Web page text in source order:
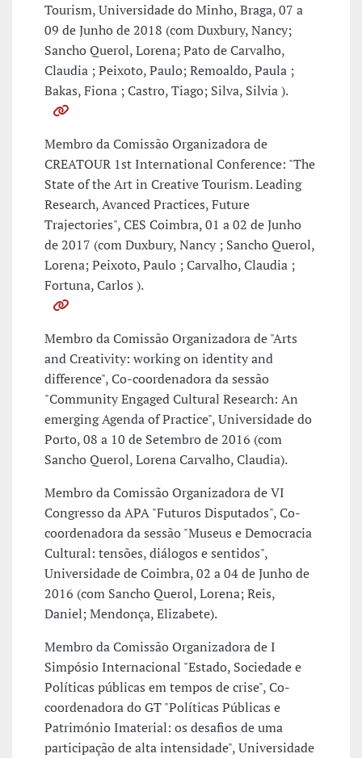
Tourism, Universidade do Minho, Braga, 07 a
09 de Junho de 2018 (com Duxbury, Nancy;
Sancho Querol, Lorena; Pato de Carvalho,
Claudia ; Peixoto, Paulo; Remoaldo, Paula ;
Bakas, Fiona ; Castro, Tiago; Silva, Silvia ).
Membro da Comissão Organizadora de
CREATOUR 1st International Conference: "The
State of the Art in Creative Tourism. Leading
Research, Avanced Practices, Future
Trajectories", CES Coimbra, 01 a 02 de Junho
de 2017 (com Duxbury, Nancy ; Sancho Querol,
Lorena; Peixoto, Paulo ; Carvalho, Claudia ;
Fortuna, Carlos ).
Membro da Comissão Organizadora de "Arts
and Creativity: working on identity and
difference", Co-coordenadora da sessão
"Community Engaged Cultural Research: An
emerging Agenda of Practice", Universidade do
Porto, 08 a 10 de Setembro de 2016 (com
Sancho Querol, Lorena Carvalho, Claudia).
Membro da Comissão Organizadora de VI
Congresso da APA "Futuros Disputados", Co-
coordenadora da sessão "Museus e Democracia
Cultural: tensões, diálogos e sentidos",
Universidade de Coimbra, 02 a 04 de Junho de
2016 (com Sancho Querol, Lorena; Reis,
Daniel; Mendonça, Elizabete).
Membro da Comissão Organizadora de I
Simpósio Internacional "Estado, Sociedade e
Políticas públicas em tempos de crise", Co-
coordenadora do GT "Políticas Públicas e
Património Imaterial: os desafios de uma
participação de alta intensidade", Universidade